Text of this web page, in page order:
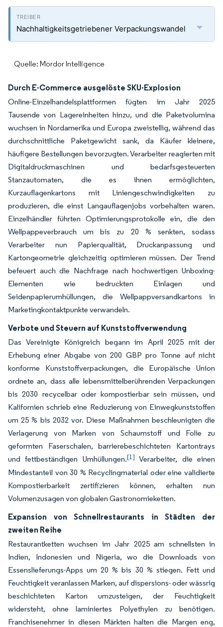
Nachhaltigkeitsgetriebener Verpackungswandel
Quelle: Mordor Intelligence
Durch E-Commerce ausgelöste SKU-Explosion
Online-Einzelhandelsplattformen fügten im Jahr 2025
Tausende von Lagereinheiten hinzu, und die Paketvolumina
wuchsen in Nordamerika und Europa zweistellig, während das
durchschnittliche Paketgewicht sank, da Käufer kleinere,
häufigere Bestellungen bevorzugten. Verarbeiter reagierten mit
Digitaldruckmaschinen und bedarfsgesteuerten
Stanzautomaten, die es ihnen ermöglichten,
Kurzauflagenkartons mit Liniengeschwindigkeiten zu
produzieren, die einst Langauflagenjobs vorbehalten waren.
Einzelhändler führten Optimierungsprotokolle ein, die den
Wellpappeverbrauch um bis zu 20 % senkten, sodass
Verarbeiter nun Papierqualität, Druckanpassung und
Kartongeometrie gleichzeitig optimieren müssen. Der Trend
befeuert auch die Nachfrage nach hochwertigen Unboxing-
Elementen wie bedruckten Einlagen und
Seidenpapierumhüllungen, die Wellpappversandkartons in
Marketingkontaktpunkte verwandeln.
Verbote und Steuern auf Kunststoffverwendung
Das Vereinigte Königreich begann im April 2025 mit der
Erhebung einer Abgabe von 200 GBP pro Tonne auf nicht
konforme Kunststoffverpackungen, die Europäische Union
ordnete an, dass alle lebensmittelberührenden Verpackungen
bis 2030 recycelbar oder kompostierbar sein müssen, und
Kalifornien schrieb eine Reduzierung von Einwegkunststoffen
um 25 % bis 2032 vor. Diese Maßnahmen beschleunigten die
Verlagerung von Marken von Schaumstoff und Folie zu
geformten Faserschalen, barrierebeschichteten Kartontrays
und fettbeständigen Umhüllungen.[1] Verarbeiter, die einen
Mindestanteil von 30 % Recyclingmaterial oder eine validierte
Kompostierbarkeit zertifizieren können, erhalten nun
Volumenzusagen von globalen Gastronomieketten.
Expansion von Schnellrestaurants in Städten der
zweiten Reihe
Restaurantketten wuchsen im Jahr 2025 am schnellsten in
Indien, Indonesien und Nigeria, wo die Downloads von
Essenslieferungs-Apps um 20 % bis 30 % stiegen. Fett und
Feuchtigkeit veranlassen Marken, auf dispersions- oder wässrig
beschichteten Karton umzusteigen, der Feuchtigkeit
widersteht, ohne laminiertes Polyethylen zu benötigen.
Franchisenehmer in diesen Märkten halten die Margen eng,